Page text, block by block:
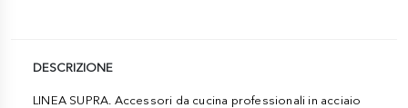
DESCRIZIONE
LINEA SUPRA. Accessori da cucina professionali in acciaio